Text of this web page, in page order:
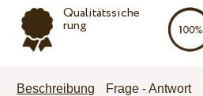
Qualitätssiche
rung
Beschreibung Frage - Antwort